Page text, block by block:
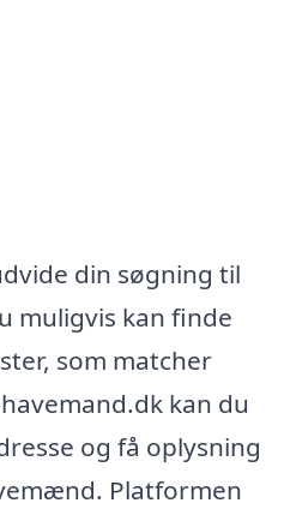
din søgning til
muligvis kan finde
som matcher
kan du
og få oplysning
Platformen